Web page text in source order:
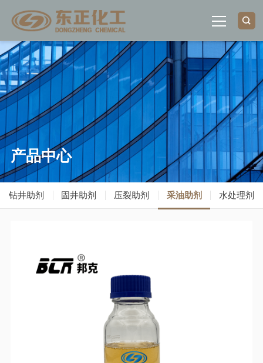
首页
关于我们
荣誉资质
产品中心
新闻中心
产品中心
钻井助剂 固井助剂 压裂助剂 采油助剂 水处理剂